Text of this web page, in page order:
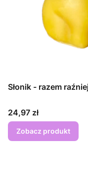
Słonik - razem
Cena
24,97 zł
Zobacz produkt